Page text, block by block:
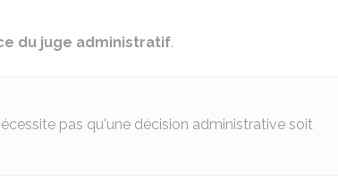
du juge administratif.
pas qu'une décision administrative soit